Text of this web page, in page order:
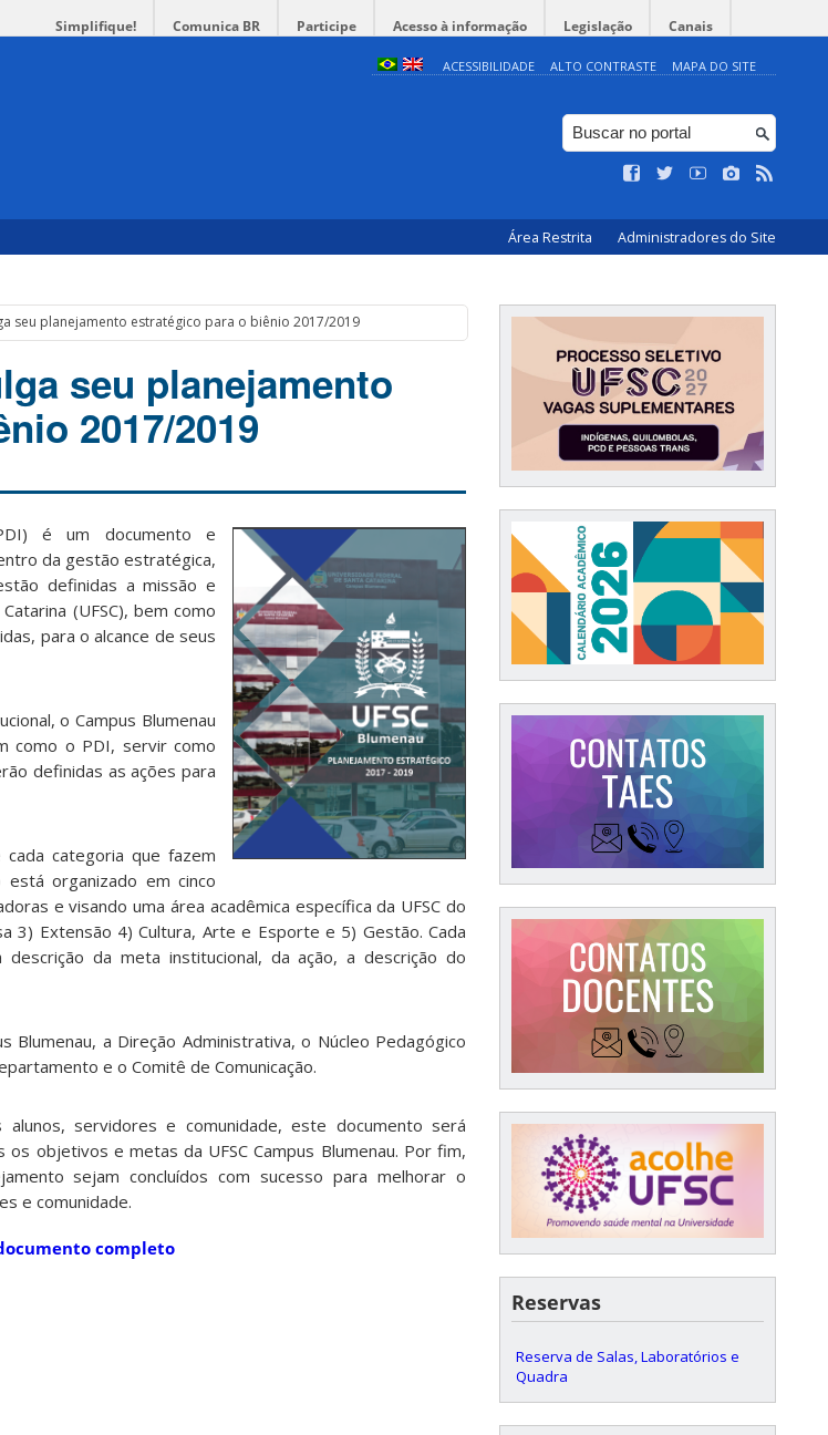
Simplifique! Comunica BR Participe Acesso à informação Legislação Canais
ACESSIBILIDADE ALTO CONTRASTE MAPA DO SITE
Área Restrita Administradores do Site
seu planejamento estratégico para o biênio 2017/2019
seu planejamento
2017/2019
é um documento e
da gestão estratégica,
definidas a missão e
(UFSC), bem como
para o alcance de seus
o Campus Blumenau
como o PDI, servir como
definidas as ações para
categoria que fazem
organizado em cinco
e visando uma área acadêmica específica da UFSC do
3) Extensão 4) Cultura, Arte e Esporte e 5) Gestão. Cada
da meta institucional, da ação, a descrição do
Blumenau, a Direção Administrativa, o Núcleo Pedagógico
e o Comitê de Comunicação.
servidores e comunidade, este documento será
objetivos e metas da UFSC Campus Blumenau. Por fim,
sejam concluídos com sucesso para melhorar o
e comunidade.
completo
Reservas
Reserva de Salas, Laboratórios e
Quadra